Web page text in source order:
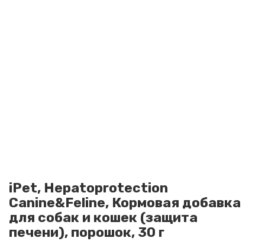
iPet, Hepatoprotection
Canine&Feline, Кормовая добавка
для собак и кошек (защита
печени), порошок, 30 г